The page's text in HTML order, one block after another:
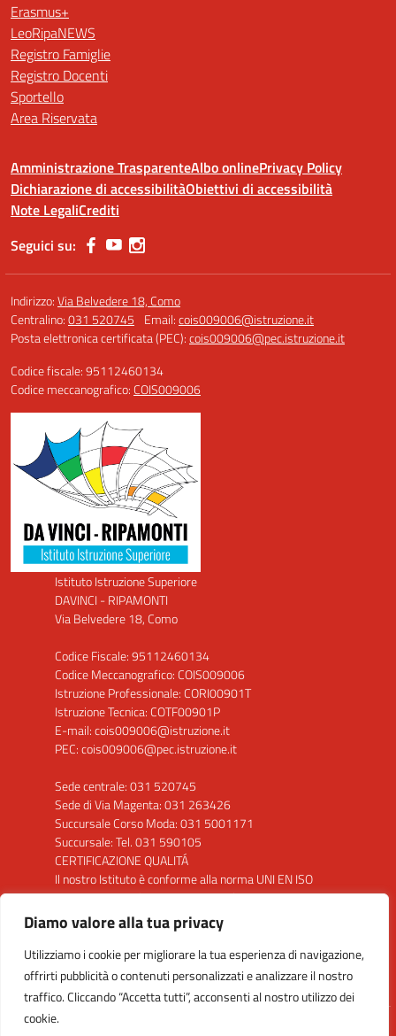
Diamo valore alla tua privacy
Utilizziamo i cookie per migliorare la tua esperienza di navigazione,
offrirti pubblicità o contenuti personalizzati e analizzare il nostro
traffico. Cliccando “Accetta tutti”, acconsenti al nostro utilizzo dei
cookie.
Erasmus+
LeoRipaNEWS
Registro Famiglie
Registro Docenti
Sportello
Area Riservata
Amministrazione TrasparenteAlbo onlinePrivacy Policy
Dichiarazione di accessibilitàObiettivi di accessibilità
Note LegaliCrediti
Seguici su:
Indirizzo:Via Belvedere 18, Como
Centralino:031 520745 Email:cois009006@istruzione.it
Posta elettronica certificata (PEC):cois009006@pec.istruzione.it
Codice fiscale: 95112460134
Codice meccanografico: COIS009006
Istituto Istruzione Superiore
DAVINCI - RIPAMONTI
Via Belvedere 18, Como
Codice Fiscale: 95112460134
Codice Meccanografico: COIS009006
Istruzione Professionale: CORI00901T
Istruzione Tecnica: COTF00901P
E-mail: cois009006@istruzione.it
PEC: cois009006@pec.istruzione.it
Sede centrale: 031 520745
Sede di Via Magenta: 031 263426
Succursale Corso Moda: 031 5001171
Succursale: Tel. 031 590105
CERTIFICAZIONE QUALITÁ
Il nostro Istituto è conforme alla norma UNI EN ISO
9001: 2015 per la seguente attività: "Progettazione
ed erogazione del servizio di istruzione secondaria di
secondo grado"
Clicca sul Logo per visualizzare il certificato